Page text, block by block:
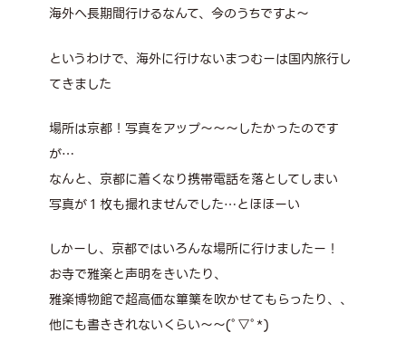
海外へ長期間行けるなんて、今のうちですよ～
というわけで、海外に行けないまつむーは国内旅行し
てきました
場所は京都！写真をアップ～～～したかったのです
が…
なんと、京都に着くなり携帯電話を落としてしまい
写真が１枚も撮れませんでした…とほほーい
しかーし、京都ではいろんな場所に行けましたー！
お寺で雅楽と声明をきいたり、
雅楽博物館で超高価な篳篥を吹かせてもらったり、、
他にも書ききれないくらい～～(ﾟ▽ﾟ*)